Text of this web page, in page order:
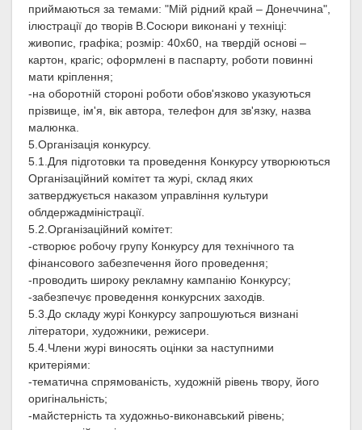
приймаються за темами: "Мій рідний край – Донеччина",
ілюстрації до творів В.Сосюри виконані у техніці:
живопис, графіка; розмір: 40х60, на твердій основі –
картон, крагіс; оформлені в паспарту, роботи повинні
мати кріплення;
-на оборотній стороні роботи обов'язково указуються
прізвище, ім'я, вік автора, телефон для зв'язку, назва
малюнка.
5.Організація конкурсу.
5.1.Для підготовки та проведення Конкурсу утворюються
Організаційний комітет та журі, склад яких
затверджується наказом управління культури
облдержадміністрації.
5.2.Організаційний комітет:
-створює робочу групу Конкурсу для технічного та
фінансового забезпечення його проведення;
-проводить широку рекламну кампанію Конкурсу;
-забезпечує проведення конкурсних заходів.
5.3.До складу журі Конкурсу запрошуються визнані
літератори, художники, режисери.
5.4.Члени журі виносять оцінки за наступними
критеріями:
-тематична спрямованість, художній рівень твору, його
оригінальність;
-майстерність та художньо-виконавський рівень;